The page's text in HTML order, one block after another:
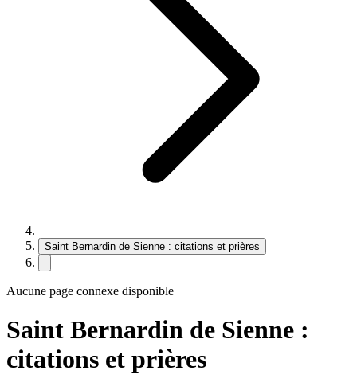
Saint Bernardin de Sienne : citations et prières
Aucune page connexe disponible
Saint Bernardin de Sienne :
citations et prières